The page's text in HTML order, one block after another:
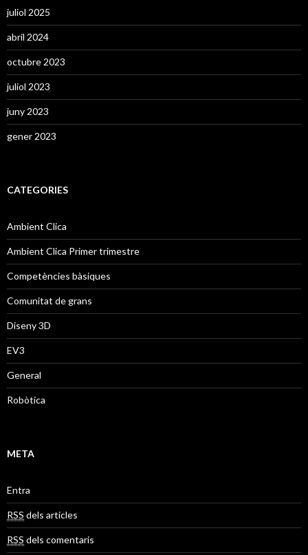
juliol 2025
abril 2024
octubre 2023
juliol 2023
juny 2023
gener 2023
CATEGORIES
Ambient Clica
Ambient Clica Primer trimestre
Competències bàsiques
Comunitat de grans
Diseny 3D
EV3
General
Robòtica
META
Entra
RSS dels articles
RSS dels comentaris